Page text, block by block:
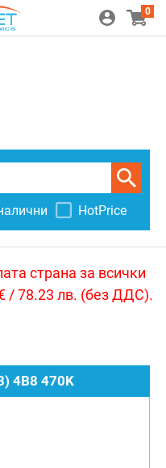
0
HotPrice
страна за всички
/ 78.23 лв. (без ДДС).
4B8 470K